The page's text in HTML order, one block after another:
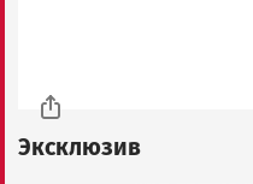
Эксклюзив